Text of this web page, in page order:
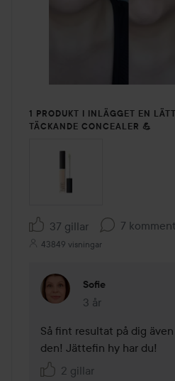
1 PRODUKT I INLÄGGET EN
TÄCKANDE CONCEALER 💪
37 gillar 7
43849 visningar
Sofie
3 år
Kommentaren
Så fint resultat på dig
den! Jättefin hy har du!
2 gillar